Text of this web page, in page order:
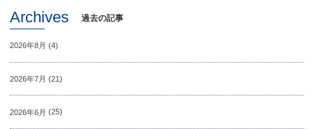
Archives 過去の記事
2026年8月 (4)
2026年7月 (21)
2026年6月 (25)